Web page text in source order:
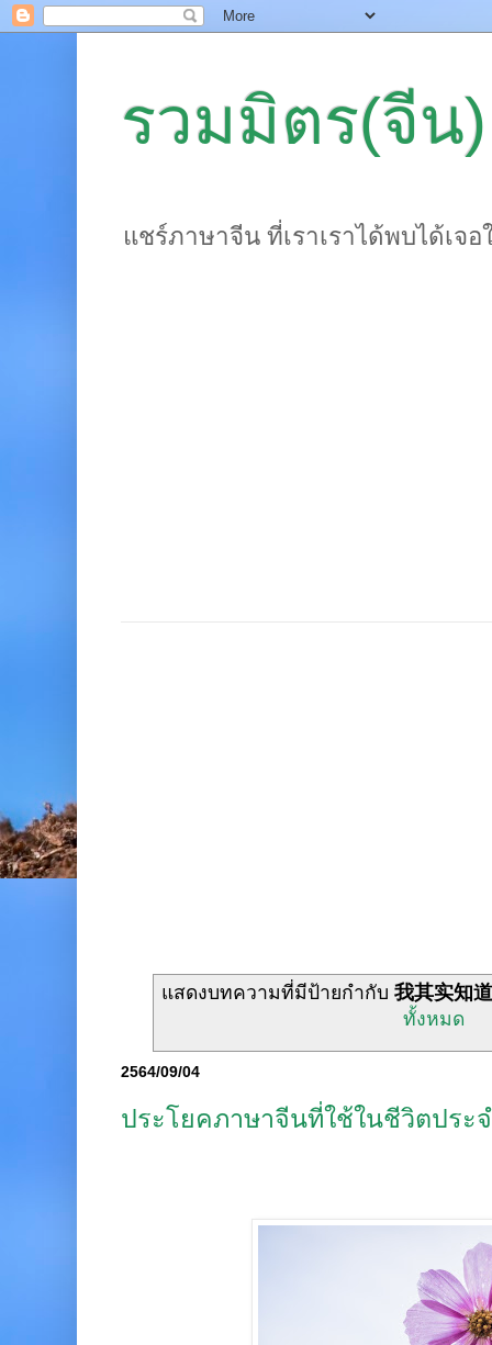
รวมมิตร(จีน)
แชร์ภาษาจีน ที่เราเราได้พบได้เจ
แสดงบทความที่มีป้ายกำกับ我其实知
ทั้งหมด
2564/09/04
ประโยคภาษาจีนที่ใช้ในชีวิตประ